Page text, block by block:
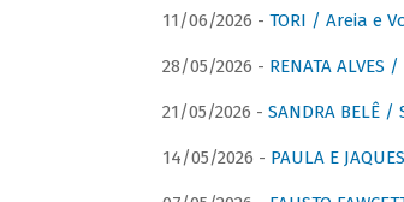
11/06/2026 - TORI / Areia e
28/05/2026 - RENATA ALVES
21/05/2026 - SANDRA BELÊ
14/05/2026 - PAULA E